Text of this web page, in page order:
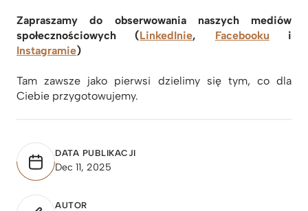
Zapraszamy do obserwowania naszych mediów
społecznościowych (LinkedInie, Facebooku i
Instagramie)
Tam zawsze jako pierwsi dzielimy się tym, co dla
Ciebie przygotowujemy.
DATA PUBLIKACJI
Dec 11, 2025
AUTOR